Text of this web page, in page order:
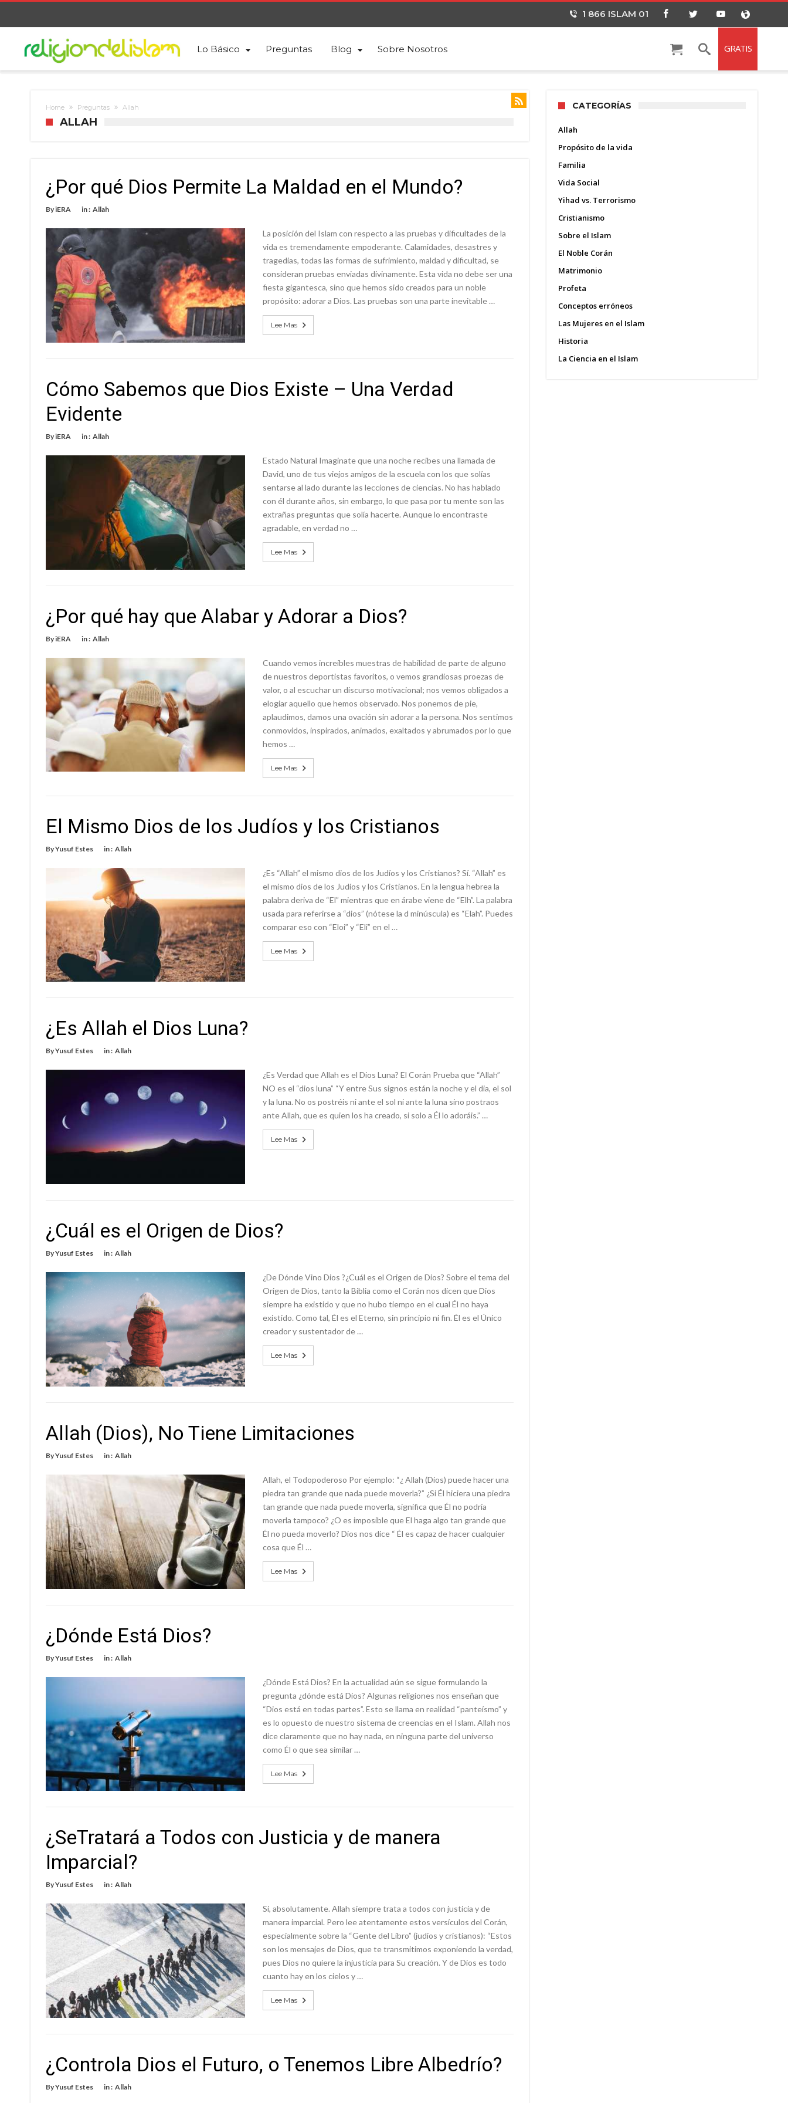
1 866 ISLAM 01
Lo Básico Preguntas Blog Sobre Nosotros GRATIS
Home Preguntas Allah
ALLAH
¿Por qué Dios Permite La Maldad en el Mundo?
ByiERA in : Allah
La posición del Islam con respecto a las pruebas y dificultades de la
vida es tremendamente empoderante. Calamidades, desastres y
tragedias, todas las formas de sufrimiento, maldad y dificultad, se
consideran pruebas enviadas divinamente. Esta vida no debe ser una
fiesta gigantesca, sino que hemos sido creados para un noble
propósito: adorar a Dios. Las pruebas son una parte inevitable …
Lee Mas
Cómo Sabemos que Dios Existe – Una Verdad
Evidente
ByiERA in : Allah
Estado Natural Imaginate que una noche recibes una llamada de
David, uno de tus viejos amigos de la escuela con los que solías
sentarse al lado durante las lecciones de ciencias. No has hablado
con él durante años, sin embargo, lo que pasa por tu mente son las
extrañas preguntas que solía hacerte. Aunque lo encontraste
agradable, en verdad no …
Lee Mas
¿Por qué hay que Alabar y Adorar a Dios?
ByiERA in : Allah
Cuando vemos increíbles muestras de habilidad de parte de alguno
de nuestros deportistas favoritos, o vemos grandiosas proezas de
valor, o al escuchar un discurso motivacional; nos vemos obligados a
elogiar aquello que hemos observado. Nos ponemos de pie,
aplaudimos, damos una ovación sin adorar a la persona. Nos sentimos
conmovidos, inspirados, animados, exaltados y abrumados por lo que
hemos …
Lee Mas
El Mismo Dios de los Judíos y los Cristianos
ByYusuf Estes in : Allah
¿Es “Allah” el mismo dios de los Judíos y los Cristianos? Sí. “Allah” es
el mismo dios de los Judíos y los Cristianos. En la lengua hebrea la
palabra deriva de “El” mientras que en árabe viene de “Elh”. La palabra
usada para referirse a “dios” (nótese la d minúscula) es “Elah”. Puedes
comparar eso con “Eloi” y “Eli” en el …
Lee Mas
¿Es Allah el Dios Luna?
ByYusuf Estes in : Allah
¿Es Verdad que Allah es el Dios Luna? El Corán Prueba que “Allah”
NO es el “dios luna” “Y entre Sus signos están la noche y el dia, el sol
y la luna. No os postréis ni ante el sol ni ante la luna sino postraos
ante Allah, que es quien los ha creado, si solo a Él lo adoráis.” …
Lee Mas
¿Cuál es el Origen de Dios?
ByYusuf Estes in : Allah
¿De Dónde Vino Dios ?¿Cuál es el Origen de Dios? Sobre el tema del
Origen de Dios, tanto la Biblia como el Corán nos dicen que Dios
siempre ha existido y que no hubo tiempo en el cual Él no haya
existido. Como tal, Él es el Eterno, sin principio ni fin. Él es el Único
creador y sustentador de …
Lee Mas
Allah (Dios), No Tiene Limitaciones
ByYusuf Estes in : Allah
Allah, el Todopoderoso Por ejemplo: “¿ Allah (Dios) puede hacer una
piedra tan grande que nada puede moverla?” ¿Si Él hiciera una piedra
tan grande que nada puede moverla, significa que Él no podría
moverla tampoco? ¿O es imposible que El haga algo tan grande que
Él no pueda moverlo? Dios nos dice “ Él es capaz de hacer cualquier
cosa que Él …
Lee Mas
¿Dónde Está Dios?
ByYusuf Estes in : Allah
¿Dónde Está Dios? En la actualidad aún se sigue formulando la
pregunta ¿dónde está Dios? Algunas religiones nos enseñan que
“Dios está en todas partes”. Esto se llama en realidad “panteísmo” y
es lo opuesto de nuestro sistema de creencias en el Islam. Allah nos
dice claramente que no hay nada, en ninguna parte del universo
como Él o que sea similar …
Lee Mas
¿SeTratará a Todos con Justicia y de manera
Imparcial?
ByYusuf Estes in : Allah
Si, absolutamente. Allah siempre trata a todos con justicia y de
manera imparcial. Pero lee atentamente estos versículos del Corán,
especialmente sobre la “Gente del Libro” (judíos y cristianos): “Estos
son los mensajes de Dios, que te transmitimos exponiendo la verdad,
pues Dios no quiere la injusticia para Su creación. Y de Dios es todo
cuanto hay en los cielos y …
Lee Mas
¿Controla Dios el Futuro, o Tenemos Libre Albedrío?
ByYusuf Estes in : Allah
CATEGORÍAS
Allah
Propósito de la vida
Familia
Vida Social
Yihad vs. Terrorismo
Cristianismo
Sobre el Islam
El Noble Corán
Matrimonio
Profeta
Conceptos erróneos
Las Mujeres en el Islam
Historia
La Ciencia en el Islam